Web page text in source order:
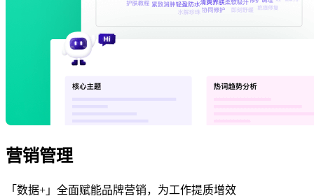
营销管理
「数据+」全面赋能品牌营销，为工作提质增效